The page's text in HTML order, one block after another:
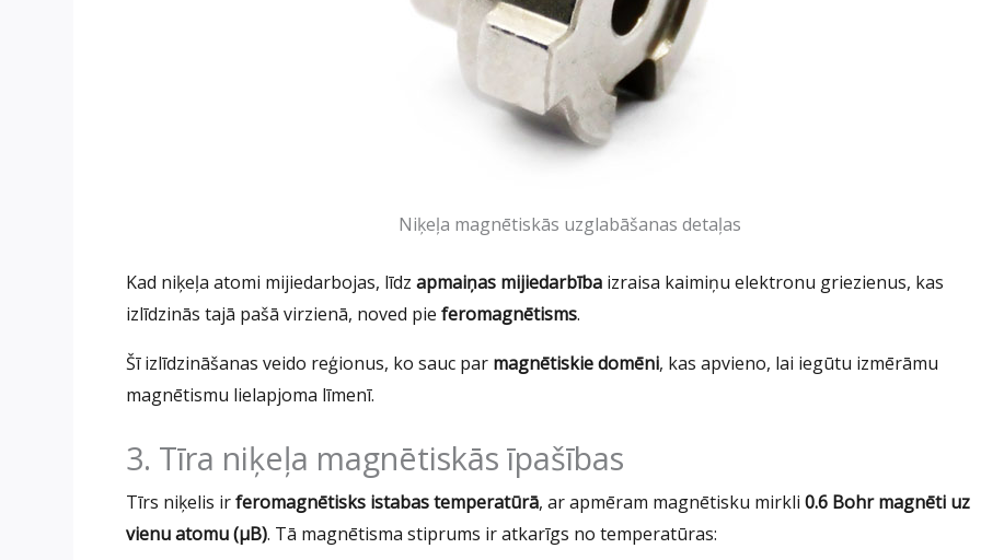
Niķeļa magnētiskās uzglabāšanas detaļas
Kad niķeļa atomi mijiedarbojas, līdz apmaiņas mijiedarbība izraisa kaimiņu elektronu griezienus, kas
izlīdzinās tajā pašā virzienā, noved pie feromagnētisms.
Šī izlīdzināšanas veido reģionus, ko sauc par magnētiskie domēni, kas apvieno, lai iegūtu izmērāmu
magnētismu lielapjoma līmenī.
3. Tīra niķeļa magnētiskās īpašības
Tīrs niķelis irferomagnētisks istabas temperatūrā, ar apmēram magnētisku mirkli 0.6 Bohr magnēti uz
vienu atomu (μB). Tā magnētisma stiprums ir atkarīgs no temperatūras: